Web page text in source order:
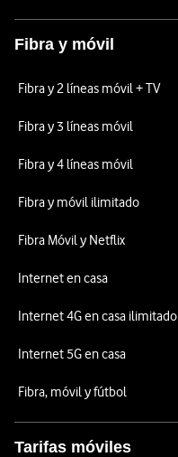
Fibra y móvil
Fibra y 2 líneas móvil + TV
Fibra y 3 líneas móvil
Fibra y 4 líneas móvil
Fibra y móvil ilimitado
Fibra Móvil y Netflix
Internet en casa
Internet 4G en casa ilimitado
Internet 5G en casa
Fibra, móvil y fútbol
Tarifas móviles